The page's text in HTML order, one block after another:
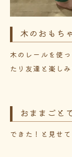
木のおもち
木のレールを使
たり友達と楽し
おままごと
できた！と見せ